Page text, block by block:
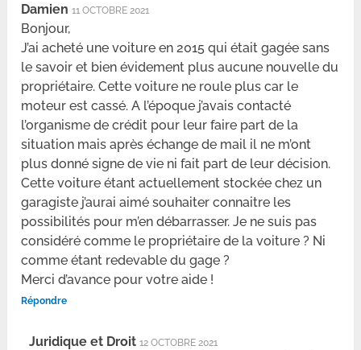
Damien 11 OCTOBRE 2021
Bonjour,
J’ai acheté une voiture en 2015 qui était gagée sans
le savoir et bien évidement plus aucune nouvelle du
propriétaire. Cette voiture ne roule plus car le
moteur est cassé. A l’époque j’avais contacté
l’organisme de crédit pour leur faire part de la
situation mais après échange de mail il ne m’ont
plus donné signe de vie ni fait part de leur décision.
Cette voiture étant actuellement stockée chez un
garagiste j’aurai aimé souhaiter connaitre les
possibilités pour m’en débarrasser. Je ne suis pas
considéré comme le propriétaire de la voiture ? Ni
comme étant redevable du gage ?
Merci d’avance pour votre aide !
Répondre
Juridique et Droit 12 OCTOBRE 2021